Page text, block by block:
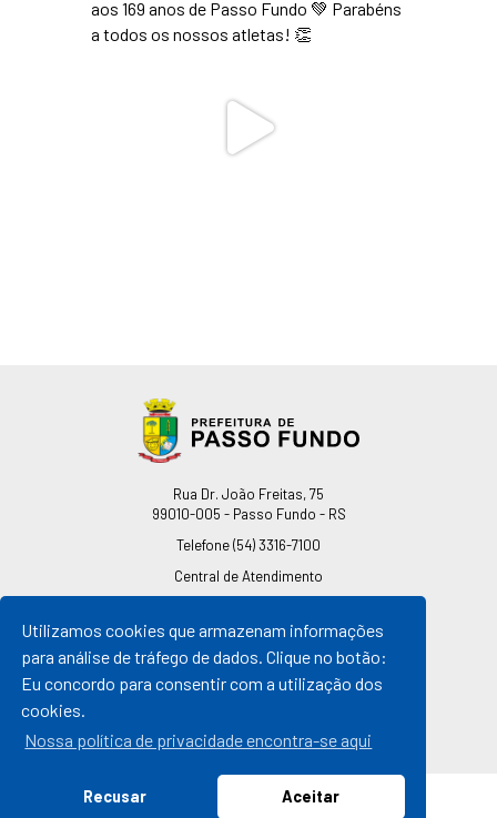
Utilizamos cookies que armazenam informações
para análise de tráfego de dados. Clique no botão:
Eu concordo para consentir com a utilização dos
cookies.
Nossa política de privacidade encontra-se aqui
Recusar Aceitar
Endereço
Rua Dr. João Freitas, 75
99010-005 - Passo Fundo - RS
Telefone(54) 3316-7100
Central de Atendimento
0800 541 7100
Horário de Atendimento
De segunda a sexta-feira
Das 13h30min às 17h
© 2026 Prefeitura de Passo Fundo